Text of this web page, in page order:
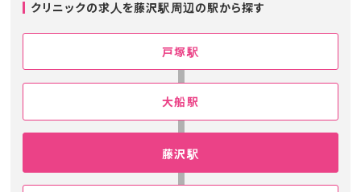
クリニックの求人を藤沢駅周辺の駅から探す
戸塚駅
大船駅
藤沢駅